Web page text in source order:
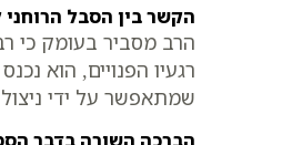
הקשר בין הסבל הרוחני
הרב מסביר בעומק כי
רגעיו הפנויים, הוא
שמתאפשר על ידי